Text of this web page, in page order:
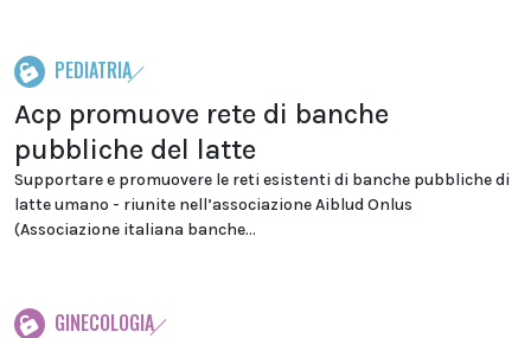
PEDIATRIA
Acp promuove rete di banche
pubbliche del latte
Supportare e promuovere le reti esistenti di banche pubbliche di
latte umano - riunite nell’associazione Aiblud Onlus
(Associazione italiana banche...
GINECOLOGIA